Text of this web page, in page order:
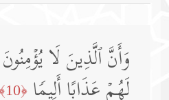
وَأَنَّ ٱلَّذِینَ لَا یُؤۡمِنُونَ
لَهُمۡ عَذَابًا أَلِیمࣰا ﴿10﴾